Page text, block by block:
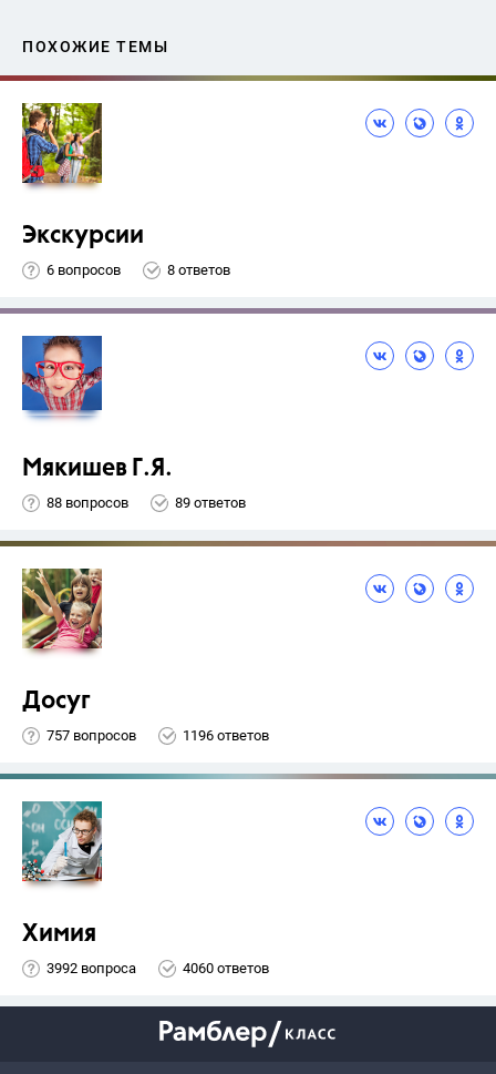
ПОХОЖИЕ ТЕМЫ
Экскурсии
6 вопросов 8 ответов
Мякишев Г.Я.
88 вопросов 89 ответов
Досуг
757 вопросов 1196 ответов
Химия
3992 вопроса 4060 ответов